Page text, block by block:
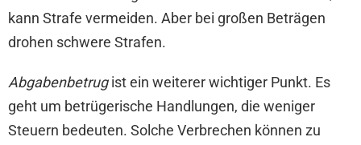
kann Strafe vermeiden. Aber bei großen Beträgen
drohen schwere Strafen.
Abgabenbetrugist ein weiterer wichtiger Punkt. Es
geht um betrügerische Handlungen, die weniger
Steuern bedeuten. Solche Verbrechen können zu